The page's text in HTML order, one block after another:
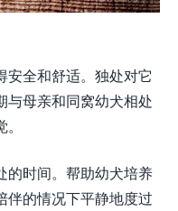
安全和舒适。独处对它
与母亲和同窝幼犬相处
的时间。帮助幼犬培养
伴的情况下平静地度过